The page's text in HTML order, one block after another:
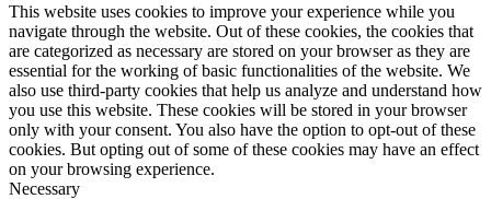
This website uses cookies to improve your experience while you
navigate through the website. Out of these cookies, the cookies that
are categorized as necessary are stored on your browser as they are
essential for the working of basic functionalities of the website. We
also use third-party cookies that help us analyze and understand how
you use this website. These cookies will be stored in your browser
only with your consent. You also have the option to opt-out of these
cookies. But opting out of some of these cookies may have an effect
on your browsing experience.
Necessary